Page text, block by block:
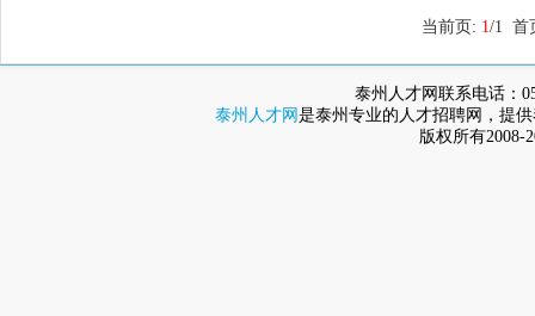
当前页: 1/1 首
泰州人才网联系电话：
泰州人才网 是泰州专业的人才招聘网，提
版权所有2008-